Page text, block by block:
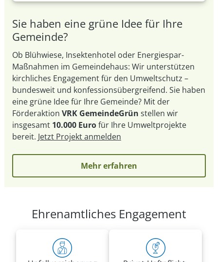
Sie haben eine grüne Idee für Ihre
Gemeinde?
Ob Blühwiese, Insektenhotel oder Energiespar-
Maßnahmen im Gemeindehaus: Wir unterstützen
kirchliches Engagement für den Umweltschutz –
bundesweit und konfessionsübergreifend. Sie haben
eine grüne Idee für Ihre Gemeinde? Mit der
Förderaktion VRK GemeindeGrün stellen wir
insgesamt 10.000 Eurofür Ihre Umweltprojekte
bereit. Jetzt Projekt anmelden
Mehr erfahren
Ehrenamtliches Engagement